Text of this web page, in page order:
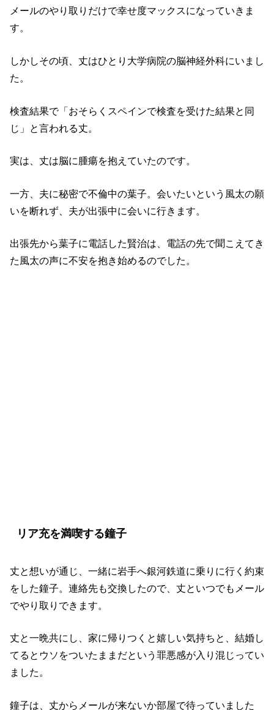
メールのやり取りだけで幸せ度マックスになっていきま
す。
しかしその頃、丈はひとり大学病院の脳神経外科にいまし
た。
検査結果で「おそらくスペインで検査を受けた結果と同
じ」と言われる丈。
実は、丈は脳に腫瘍を抱えていたのです。
一方、夫に秘密で不倫中の葉子。会いたいという風太の願
いを断れず、夫が出張中に会いに行きます。
出張先から葉子に電話した賢治は、電話の先で聞こえてき
た風太の声に不安を抱き始めるのでした。
リア充を満喫する鐘子
丈と想いが通じ、一緒に岩手へ銀河鉄道に乗りに行く約束
をした鐘子。連絡先も交換したので、丈といつでもメール
でやり取りできます。
丈と一晩共にし、家に帰りつくと嬉しい気持ちと、結婚し
てるとウソをついたままだという罪悪感が入り混じってい
ました。
鐘子は、丈からメールが来ないか部屋で待っていました